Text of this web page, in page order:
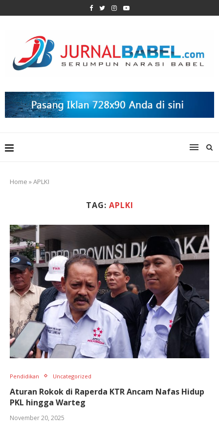
Home »APLKI
TAG: APLKI
Pendidikan Uncategorized
Aturan Rokok di Raperda KTR Ancam Nafas Hidup
PKL hingga Warteg
November 20, 2025